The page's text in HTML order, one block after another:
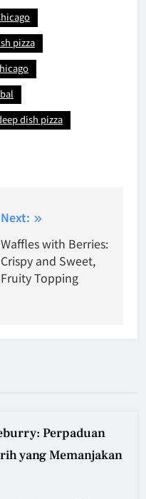
pizza
dish pizza
Next:
Waffles with Berries:
Crispy and Sweet,
Fruity Topping
Perpaduan
yang Memanjakan